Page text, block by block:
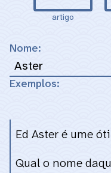
artigo
Nome:
Digite o nome que será
Exemplos:
Ed Asteré ume
Qual o nomedaqu